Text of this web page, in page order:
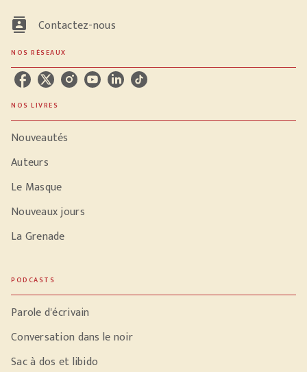
contacts Contactez-nous
NOS RÉSEAUX
NOS LIVRES
Nouveautés
Auteurs
Le Masque
Nouveaux jours
La Grenade
PODCASTS
Parole d'écrivain
Conversation dans le noir
Sac à dos et libido